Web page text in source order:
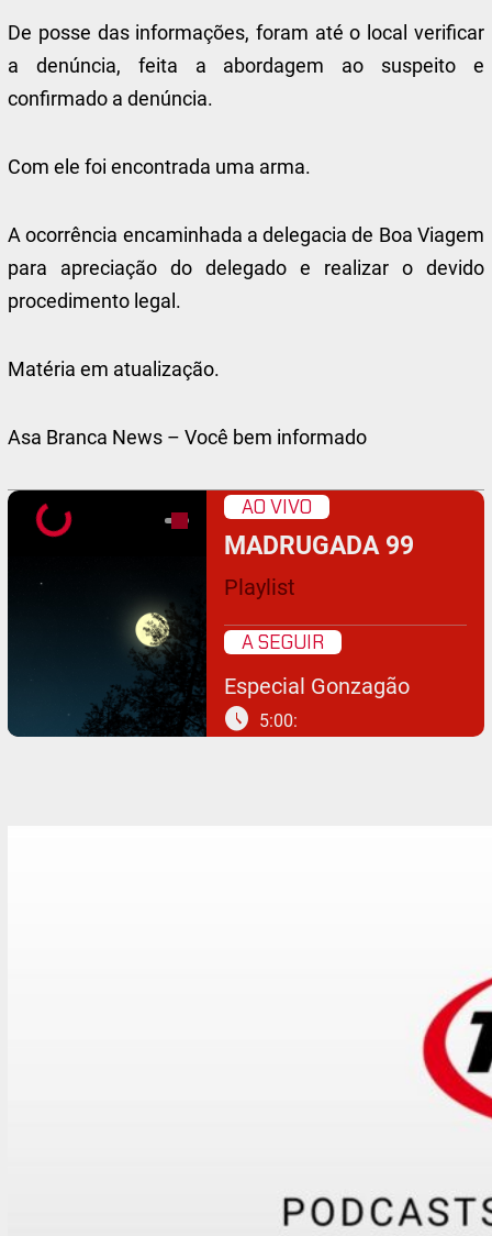
De posse das informações, foram até o local verificar
a denúncia, feita a abordagem ao suspeito e
confirmado a denúncia.
Com ele foi encontrada uma arma.
A ocorrência encaminhada a delegacia de Boa Viagem
para apreciação do delegado e realizar o devido
procedimento legal.
Matéria em atualização.
Asa Branca News – Você bem informado
AO VIVO
MADRUGADA 99
Playlist
A SEGUIR
Especial Gonzagão
schedule 5:00: